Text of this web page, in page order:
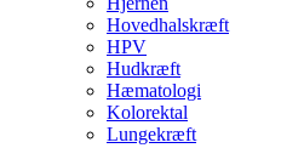
Hovedhalskræft
HPV
Hudkræft
Hæmatologi
Kolorektal
Lungekræft